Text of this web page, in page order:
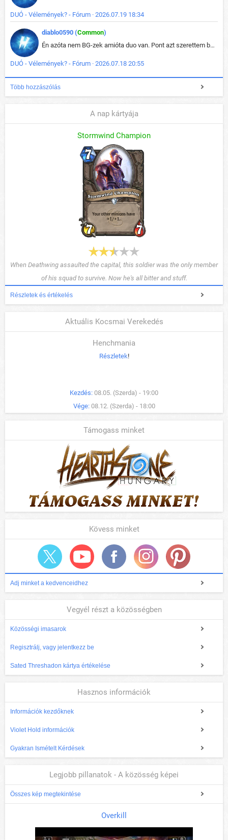
DUÓ - Vélemények? - Fórum · 2026.07.19 18:34
diablo0590 (Common)
Én azóta nem BG-zek amióta duo van. Pont azt szerettem benne, hogy rajtam múlik mi történik, nem pedig a társamon. Kérem vissza a régi BG-t :D
DUÓ - Vélemények? - Fórum · 2026.07.18 20:55
Több hozzászólás
A nap kártyája
Stormwind Champion
When Deathwing assaulted the capital, this soldier was the only member
of his squad to survive. Now he's all bitter and stuff.
Részletek és értékelés
Aktuális Kocsmai Verekedés
Henchmania
Részletek!
Kezdés: 08.05. (Szerda) - 19:00
Vége: 08.12. (Szerda) - 18:00
Támogass minket
Kövess minket
Adj minket a kedvenceidhez
Vegyél részt a közösségben
Közösségi imasarok
Regisztrálj, vagy jelentkezz be
Sated Threshadon kártya értékelése
Hasznos információk
Információk kezdőknek
Violet Hold információk
Gyakran Ismételt Kérdések
Legjobb pillanatok - A közösség képei
Összes kép megtekintése
Overkill